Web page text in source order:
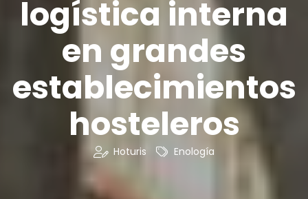
logística interna
en grandes
establecimientos
hosteleros
Hoturis Enología